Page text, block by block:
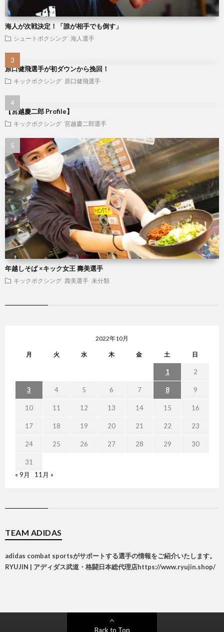
海人が次戦決定！「誰が相手でも倒す」
シュートボクシング 海人選手
原口健飛選手が初ダウンから挽回！
キックボクシング 原口健飛選手
【宮越慶二郎 Profile】
キックボクシング 宮越慶二郎選手
年越しそば ×キック女王 壽美選手
キックボクシング 壽美選手 未分類
2022年10月
月 火 水 木 金 土 日
1 2
3 4 5 6 7 8 9
10 11 12 13 14 15 16
17 18 19 20 21 22 23
24 25 26 27 28 29 30
31
« 9月
11月 »
TEAM ADIDAS
adidas combat sportsがサポートする選手の情報をご紹介いたします。
RYUJIN | アディダス武道・格闘日本総代理店https://www.ryujin.shop/
Back to Top